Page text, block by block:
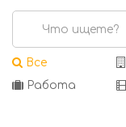
Все
Работа